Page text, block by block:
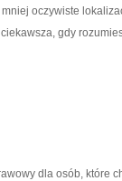
oczywiste
gdy
dla osób, które